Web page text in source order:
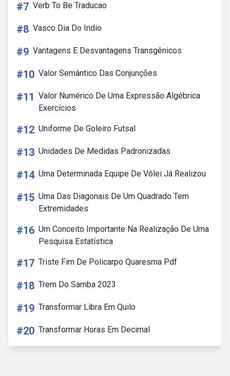
#7 Verb To Be Traducao
#8 Vasco Dia Do Indio
#9 Vantagens E Desvantagens Transgênicos
#10 Valor Semântico Das Conjunções
#11 Valor Numérico De Uma Expressão Algébrica
Exercícios
#12 Uniforme De Goleiro Futsal
#13 Unidades De Medidas Padronizadas
#14 Uma Determinada Equipe De Vôlei Já Realizou
#15 Uma Das Diagonais De Um Quadrado Tem
Extremidades
#16 Um Conceito Importante Na Realização De Uma
Pesquisa Estatística
#17 Triste Fim De Policarpo Quaresma Pdf
#18 Trem Do Samba 2023
#19 Transformar Libra Em Quilo
#20 Transformar Horas Em Decimal